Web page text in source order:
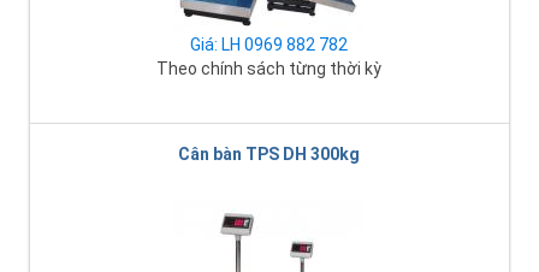
Giá: LH 0969 882 782
Theo chính sách từng thời kỳ
Cân bàn TPS DH 300kg